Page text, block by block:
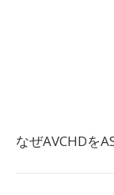
なぜAVCHDを